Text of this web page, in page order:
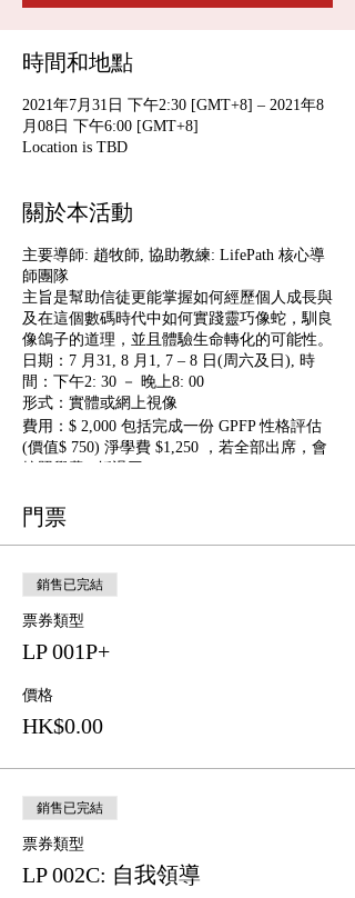
時間和地點
2021年7月31日 下午2:30 [GMT+8] – 2021年8
月08日 下午6:00 [GMT+8]
Location is TBD
關於本活動
主要導師: 趙牧師, 協助教練: LifePath 核心導
師團隊
主旨是幫助信徒更能掌握如何經歷個人成長與
及在這個數碼時代中如何實踐靈巧像蛇，馴良
像鴿子的道理，並且體驗生命轉化的可能性。
日期：7 月31, 8 月1, 7 – 8 日(周六及日), 時
間：下午2: 30 － 晚上8: 00
形式：實體或網上視像
費用：$ 2,000 包括完成一份 GPFP 性格評估
(價值$ 750) 淨學費 $1,250 ，若全部出席，會
門票
銷售已完結
票券類型
LP 001P+
價格
HK$0.00
銷售已完結
票券類型
LP 002C: 自我領導